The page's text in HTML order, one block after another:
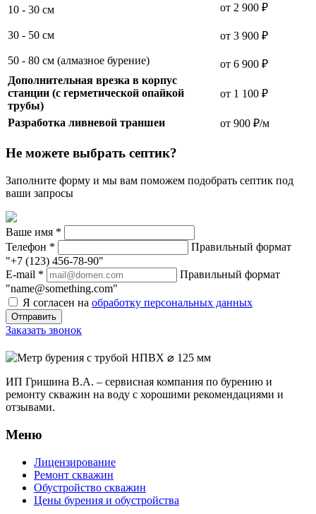
10 - 30 см
30 - 50 см
50 - 80 см (алмазное бурение)
от 2 900 ₽
от 3 900 ₽
от 6 900 ₽
Дополнительная врезка в корпус
станции (с герметической опайкой
трубы)
от 1 100 ₽
Разработка ливневой траншеи от 900 ₽/м
Не можете выбрать септик?
Заполните форму и мы вам поможем подобрать септик под
ваши запросы
Ваше имя *
Телефон *
Правильный формат
"+7 (123) 456-78-90"
E-mail *
Правильный формат
"name@something.com"
Я согласен на обработку персональных данных
Заказать звонок
ИП Гришина В.А. – сервисная компания по бурению и
ремонту скважин на воду с хорошими рекомендациями и
отзывами.
Меню
Лицензирование
Ремонт скважин
Обустройство скважин
Цены бурения и обустройства